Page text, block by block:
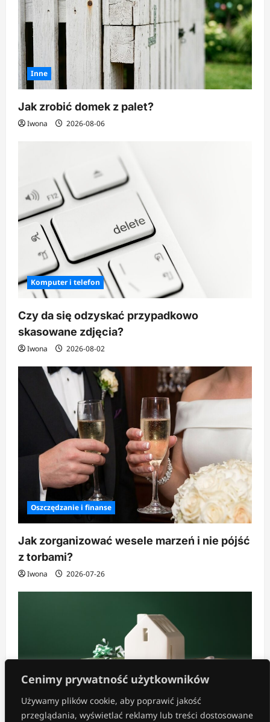
Cenimy prywatność użytkowników
Używamy plików cookie, aby poprawić jakość
przeglądania, wyświetlać reklamy lub treści dostosowane
Inne
Jak zrobić domek z palet?
Iwona 2026-08-06
Komputer i telefon
Czy da się odzyskać przypadkowo
skasowane zdjęcia?
Iwona 2026-08-02
Oszczędzanie i finanse
Jak zorganizować wesele marzeń i nie pójść
z torbami?
Iwona 2026-07-26